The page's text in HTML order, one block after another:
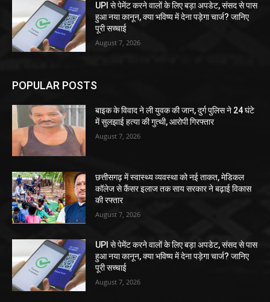
UPI से पेमेंट करने वालों के लिए बड़ा अपडेट, संसद से पास
हुआ नया कानून, क्या भविष्य में देना पड़ेगा चार्ज? जानिए
पूरी सच्चाई
August 7, 2026
POPULAR POSTS
बाइक के विवाद ने ली युवक की जान, दुर्ग पुलिस ने 24 घंटे
में सुलझाई हत्या की गुत्थी, आरोपी गिरफ्तार
August 7, 2026
छत्तीसगढ़ में स्वास्थ्य व्यवस्था को नई ताकत, मेडिकल
कॉलेज से कैंसर इलाज तक साय सरकार ने बढ़ाई विकास
की रफ्तार
August 7, 2026
UPI से पेमेंट करने वालों के लिए बड़ा अपडेट, संसद से पास
हुआ नया कानून, क्या भविष्य में देना पड़ेगा चार्ज? जानिए
पूरी सच्चाई
August 7, 2026